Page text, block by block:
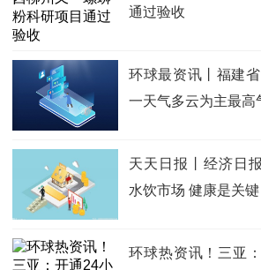
通过验收
环球最资讯丨福建
一天气多云为主最高
天天日报丨经济日
水饮市场 健康是关键
环球热资讯！三亚